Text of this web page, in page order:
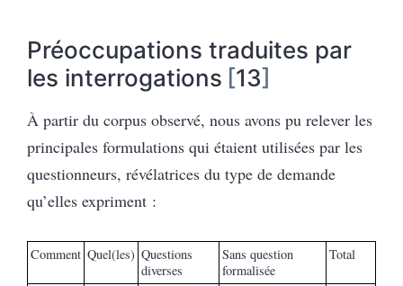
Préoccupations traduites par
les interrogations 13
À partir du corpus observé, nous avons pu relever les
principales formulations qui étaient utilisées par les
questionneurs, révélatrices du type de demande
qu’elles expriment :
Comment Quel(les) Questions
diverses
Sans question
formalisée
Total